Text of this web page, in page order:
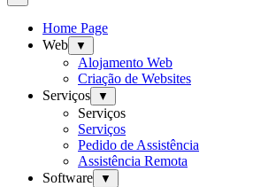
Home Page
Web
▼
Alojamento Web
Criação de Websites
Serviços
▼
Serviços
Serviços
Pedido de Assistência
Assistência Remota
Software
▼